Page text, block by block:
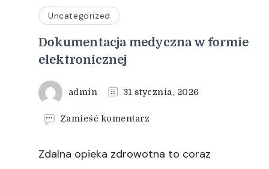
Uncategorized
Dokumentacja medyczna w formie
elektronicznej
admin 31 stycznia, 2026
Zamieść komentarz
medyczna
Zdalna opieka zdrowotna to coraz